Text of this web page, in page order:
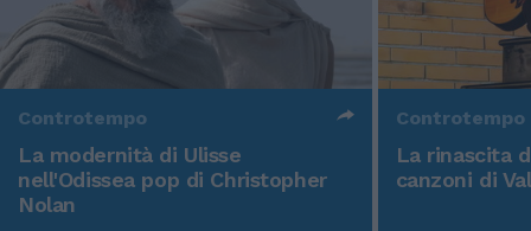
Controtempo
La modernità di Ulisse
nell'Odissea pop di Christopher
Nolan
Controtempo
La rinascita
canzoni di